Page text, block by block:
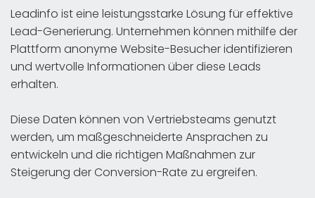
Leadinfo ist eine leistungsstarke Lösung für effektive
Lead-Generierung. Unternehmen können mithilfe der
Plattform anonyme Website-Besucher identifizieren
und wertvolle Informationen über diese Leads
erhalten.
Diese Daten können von Vertriebsteams genutzt
werden, um maßgeschneiderte Ansprachen zu
entwickeln und die richtigen Maßnahmen zur
Steigerung der Conversion-Rate zu ergreifen.